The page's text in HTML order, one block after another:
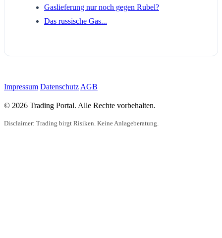
Gaslieferung nur noch gegen Rubel?
Das russische Gas...
Impressum Datenschutz AGB
© 2026 Trading Portal. Alle Rechte vorbehalten.
Disclaimer: Trading birgt Risiken. Keine Anlageberatung.